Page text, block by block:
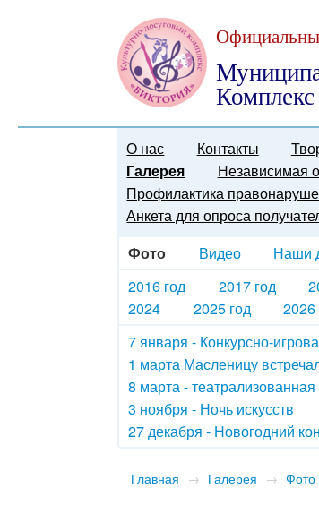
О нас Контакты
Галерея
Независимая
Профилактика
Анкета для опроса
Фото
Видео Наши
2016 год
2017 год
2024
2025 год
2026
7 января - Конкурсно-
1 марта Масленицу
8 марта -
3 ноября - Ночь искусств
27 декабря - Новогодний
Главная → Галерея → Фото